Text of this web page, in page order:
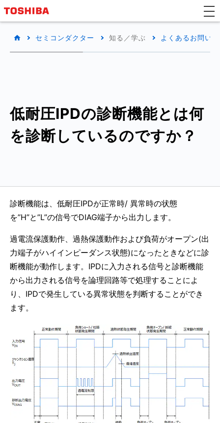
セミコンダクター 知る／学ぶ よくあるお問い
低耐圧IPDの診断機能とは何
を診断しているのですか？
診断機能は、低耐圧IPDが正常時/ 異常時の状態
を”H”と”L”の信号でDIAG端子から出力します。
過電流保護動作、過熱保護動作および負荷がオープン(出
力端子がハイインピーダンス状態)になったときなどに診
断機能が動作します。IPDに入力される信号と診断機能
から出力される信号を論理回路等で処理することによ
り、IPDで発生している異常状態を判断することができ
ます。